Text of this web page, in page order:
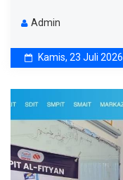
Admin
Kamis, 23 Juli 2026